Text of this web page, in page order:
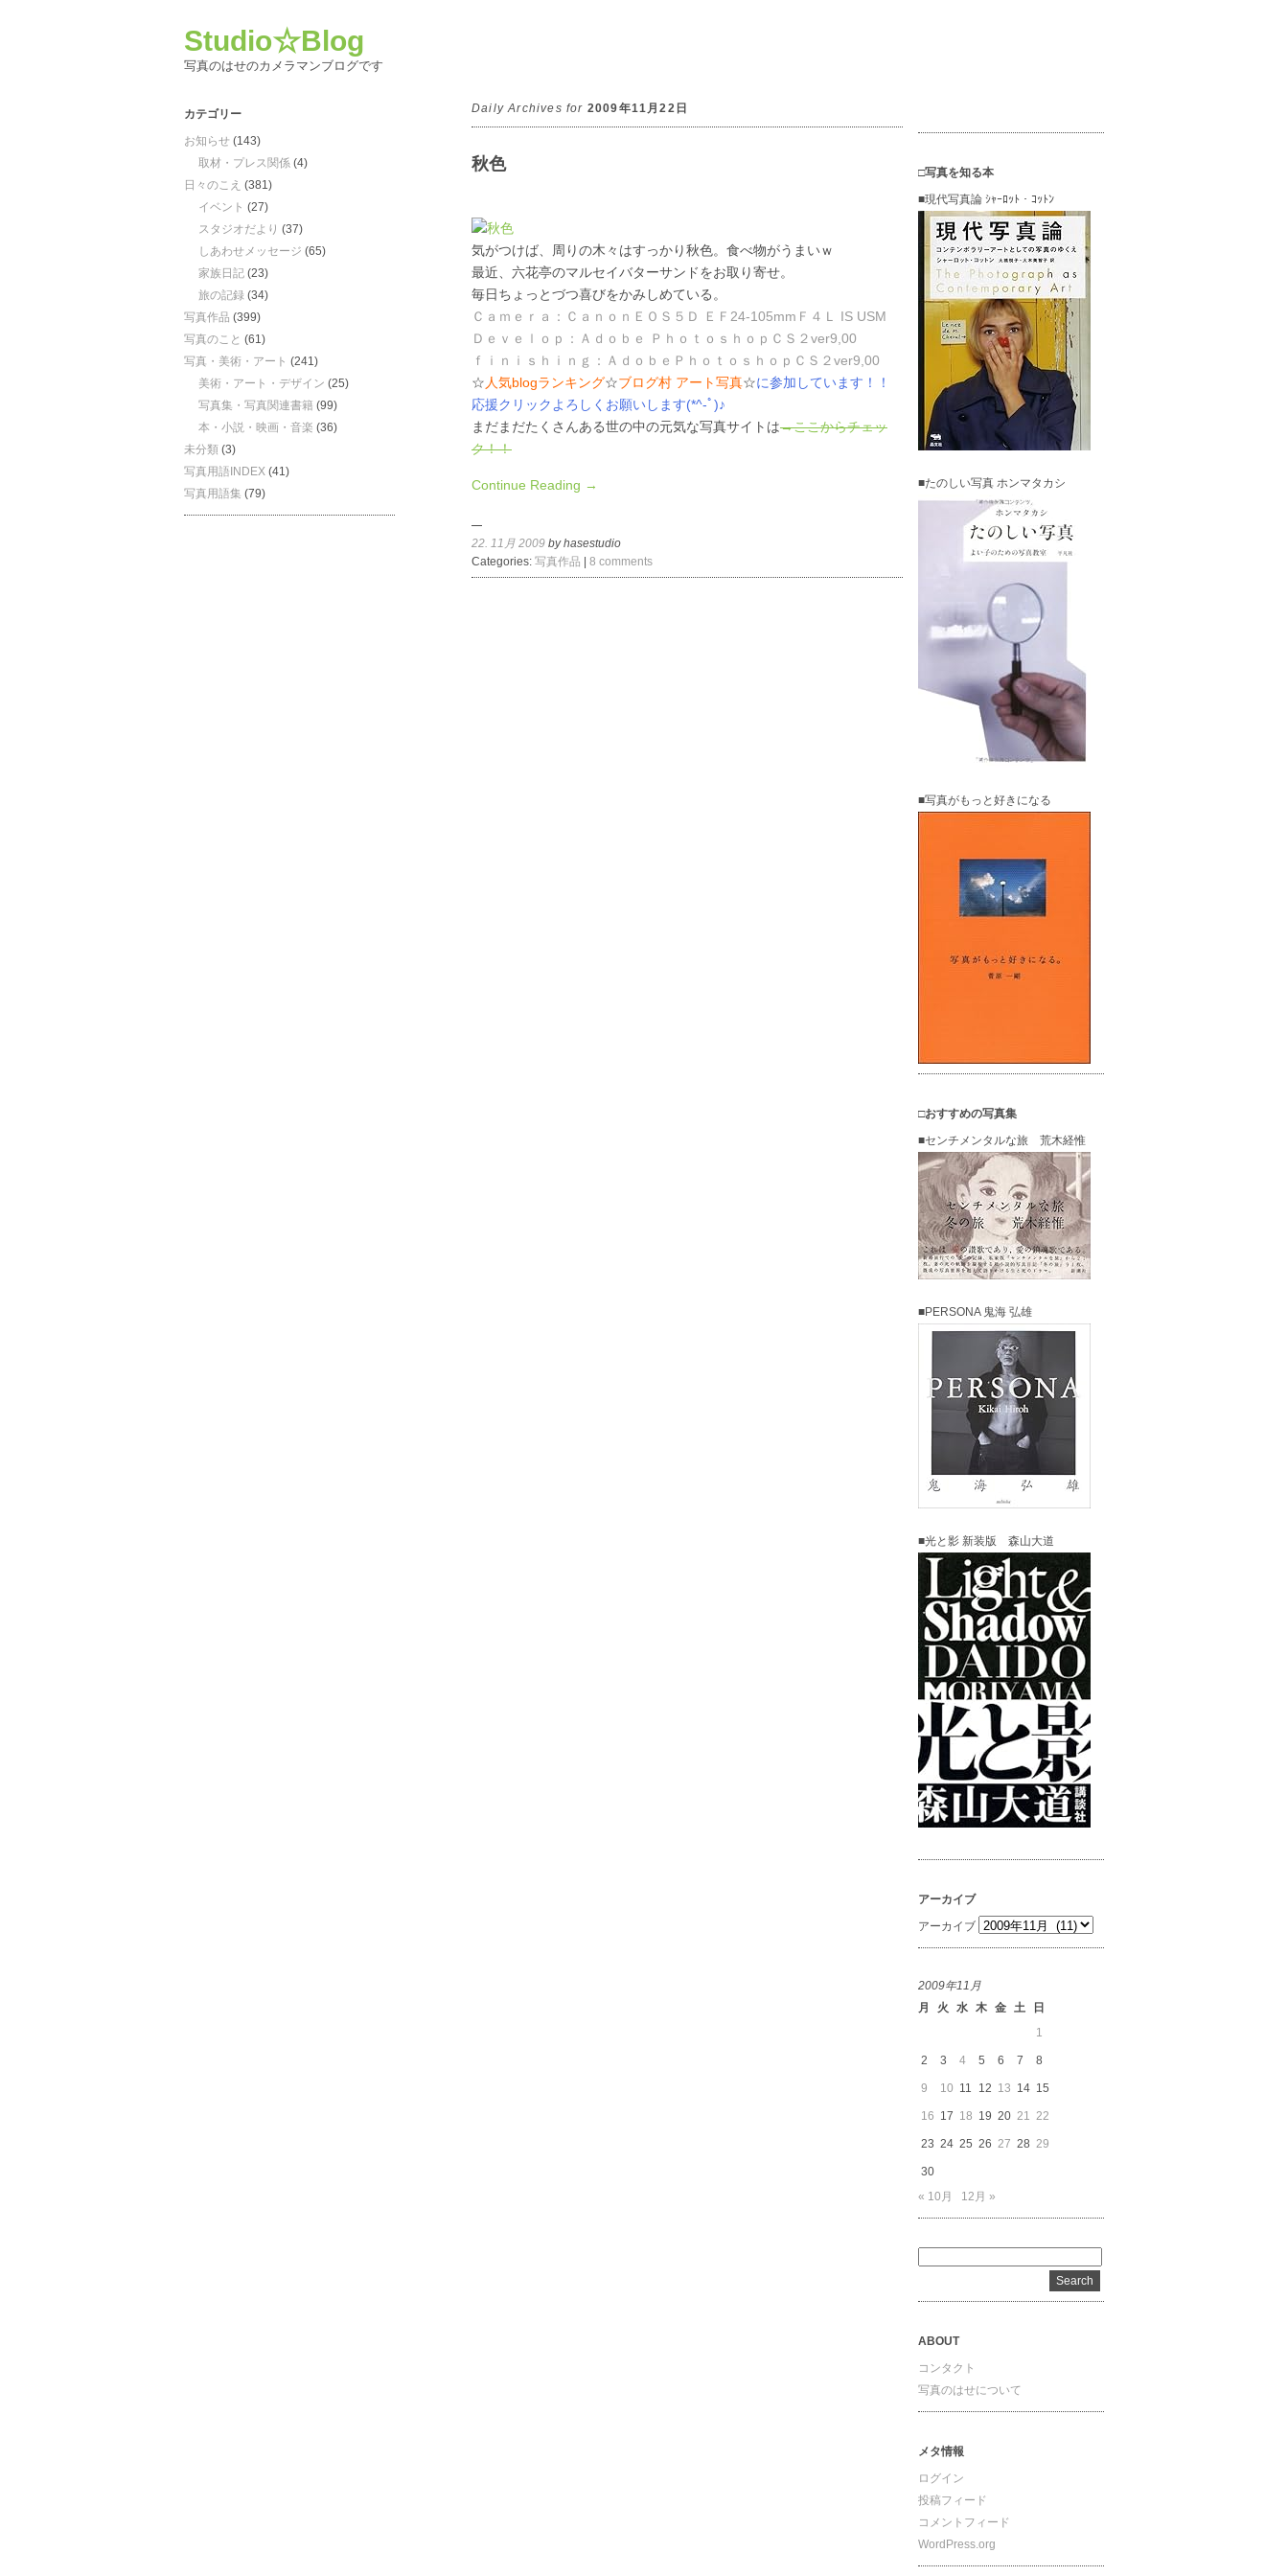
Studio☆Blog
写真のはせのカメラマンブログです
カテゴリー
お知らせ (143)
取材・プレス関係 (4)
日々のこえ (381)
イベント (27)
スタジオだより (37)
しあわせメッセージ (65)
家族日記 (23)
旅の記録 (34)
写真作品 (399)
写真のこと (61)
写真・美術・アート (241)
美術・アート・デザイン (25)
写真集・写真関連書籍 (99)
本・小説・映画・音楽 (36)
未分類 (3)
写真用語INDEX (41)
写真用語集 (79)
Daily Archives for 2009年11月22日
秋色
気がつけば、周りの木々はすっかり秋色。食べ物がうまいｗ
最近、六花亭のマルセイバターサンドをお取り寄せ。
毎日ちょっとづつ喜びをかみしめている。
Ｃａｍｅｒａ：ＣａｎｏｎＥＯＳ５Ｄ ＥＦ24-105mmＦ４Ｌ IS USM
Ｄｅｖｅｌｏｐ：Ａｄｏｂｅ ＰｈｏｔｏｓｈｏｐＣＳ２ver9,00
ｆｉｎｉｓｈｉｎｇ：ＡｄｏｂｅＰｈｏｔｏｓｈｏｐＣＳ２ver9,00
☆ 人気blogランキング☆ブログ村 アート写真☆に参加しています！！
応援クリックよろしくお願いします(*^-ﾟ)♪
まだまだたくさんある世の中の元気な写真サイトは→ここからチェッ
ク！！
Continue Reading →
22. 11月 2009 by hasestudio
Categories: 写真作品 8 comments
□写真を知る本
■現代写真論 ｼｬｰﾛｯﾄ・ｺｯﾄﾝ
■たのしい写真 ホンマタカシ
■写真がもっと好きになる
□おすすめの写真集
■センチメンタルな旅 荒木経惟
■PERSONA 鬼海 弘雄
■光と影 新装版 森山大道
アーカイブ
アーカイブ
2009年11月
月
火 水 木 金 土
日
1
2 3 4 5 6 7 8
9 10 11 12 13 14 15
16 17 18 19 20 21 22
23 24 25 26 27 28 29
30
« 10月
12月 »
ABOUT
コンタクト
写真のはせについて
メタ情報
ログイン
投稿フィード
コメントフィード
WordPress.org